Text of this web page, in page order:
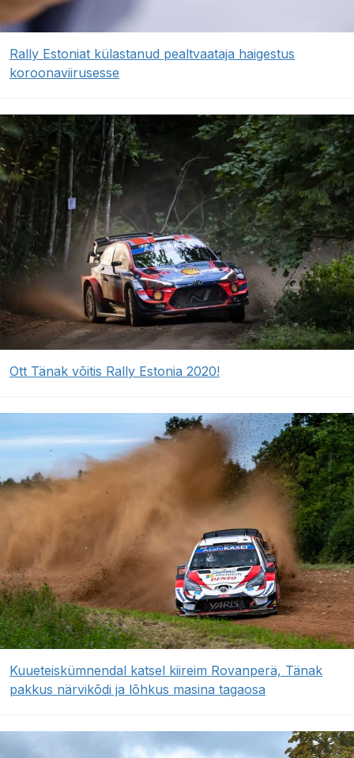
Rally Estoniat külastanud pealtvaataja haigestus
koroonaviirusesse
Ott Tänak võitis Rally Estonia 2020!
Kuueteiskümnendal katsel kiireim Rovanperä, Tänak
pakkus närvikõdi ja lõhkus masina tagaosa